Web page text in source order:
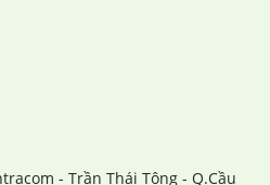
- Trần Thái Tông - Q.Cầu